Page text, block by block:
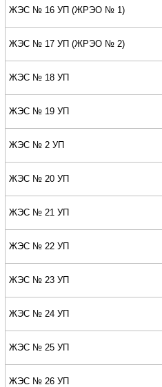
ЖЭС № 16 УП (ЖPЭО № 1)
ЖЭС № 17 УП (ЖPЭО № 2)
ЖЭС № 18 УП
ЖЭС № 19 УП
ЖЭС № 2 УП
ЖЭС № 20 УП
ЖЭС № 21 УП
ЖЭС № 22 УП
ЖЭС № 23 УП
ЖЭС № 24 УП
ЖЭС № 25 УП
ЖЭС № 26 УП